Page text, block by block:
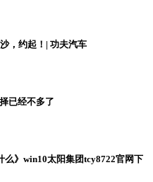
，约起！| 功夫汽车
已经不多了
》win10太阳集团tcy8722官网下